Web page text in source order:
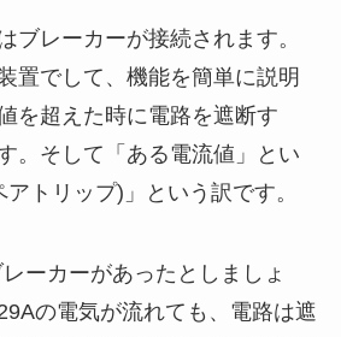
ブレーカーが接続されます。
置でして、機能を簡単に説明
を超えた時に電路を遮断す
。そして「ある電流値」とい
トリップ)」という訳です。
ーカーがあったとしましょ
の電気が流れても、電路は遮